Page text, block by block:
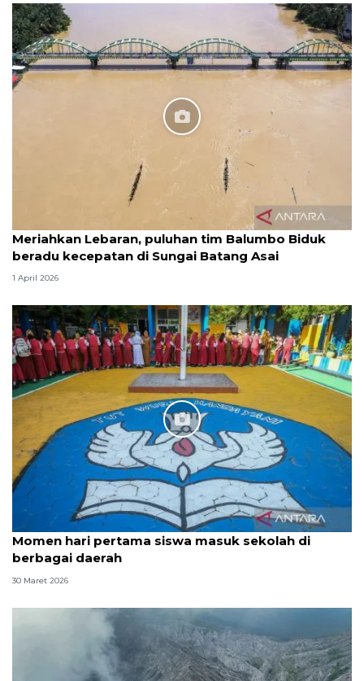
Meriahkan Lebaran, puluhan tim Balumbo Biduk
beradu kecepatan di Sungai Batang Asai
1 April 2026
Momen hari pertama siswa masuk sekolah di
berbagai daerah
30 Maret 2026